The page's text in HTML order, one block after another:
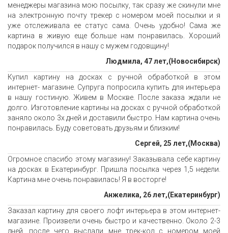
менеджеры магазина мою посылку, так сразу же скинули мне
на электронную почту трекер с номером моей посылки и я
уже отслеживала ее статус сама. Очень удобно! Сама же
картина в живую еще больше нам понравилась. Хороший
подарок получился в нашу с мужем годовщину!
Людмила, 47 лет,(Новосибирск)
Купил картину на досках с ручной обработкой в этом
интернет- магазине. Супруга попросила купить для интерьера
в нашу гостиную. Живем в Москве. После заказа ждали не
долго. Изготовление картины на досках с ручной обработкой
заняло около 3х дней и доставили быстро. Нам картина очень
понравилась. Буду советовать друзьям и близким!
Сергей, 25 лет,(Москва)
Огромное спасибо этому магазину! Заказывала себе картину
на досках в Екатеринбург. Пришла посылка через 1,5 недели.
Картина мне очень понравилась! Я в восторге!
Анжелика, 26 лет,(Екатеринбург)
Заказал картину для своего лофт интерьера в этом интернет-
магазине. Произвели очень быстро и качественно. Около 2-3
дней, после чего выслали мне трек-код с номером моей